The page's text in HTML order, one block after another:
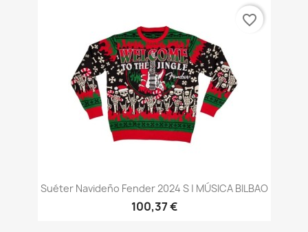
Suéter Navideño Fender 2024 S | MÚSICA BILBAO
100,37 €
favorite_border